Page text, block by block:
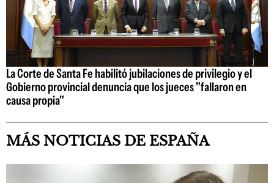
La Corte de Santa Fe habilitó jubilaciones de privilegio y el
Gobierno provincial denuncia que los jueces "fallaron en
causa propia"
MÁS NOTICIAS DE ESPAÑA